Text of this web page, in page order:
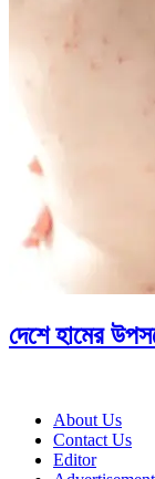
দেশে হামের
About Us
Contact Us
Editor